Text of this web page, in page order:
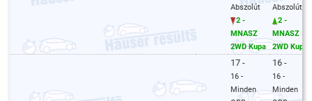
Abszolút
2 -
MNASZ
2WD Kupa
Abszolút
2 -
MNASZ
2WD Kupa
17 -
16 -
Minden
16 -
16 -
Minden